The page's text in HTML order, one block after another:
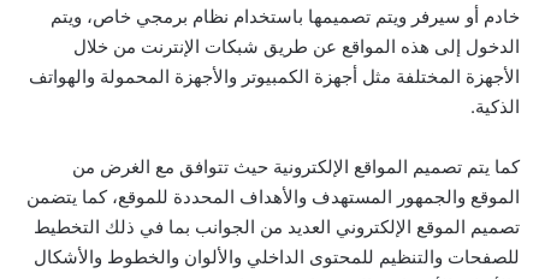
خادم أو سيرفر ويتم تصميمها باستخدام نظام برمجي خاص، ويتم
الدخول إلى هذه المواقع عن طريق شبكات الإنترنت من خلال
الأجهزة المختلفة مثل أجهزة الكمبيوتر والأجهزة المحمولة والهواتف
الذكية.
كما يتم تصميم المواقع الإلكترونية حيث تتوافق مع الغرض من
الموقع والجمهور المستهدف والأهداف المحددة للموقع، كما يتضمن
تصميم الموقع الإلكتروني العديد من الجوانب بما في ذلك التخطيط
للصفحات والتنظيم للمحتوى الداخلي والألوان والخطوط والأشكال